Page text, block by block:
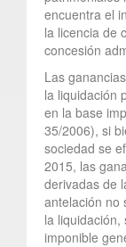
encuentra el
la licencia de
concesión
Las
la liquidación
en la base
35/2006), si
sociedad se
2015, las
derivadas de
antelación no
la
imponible